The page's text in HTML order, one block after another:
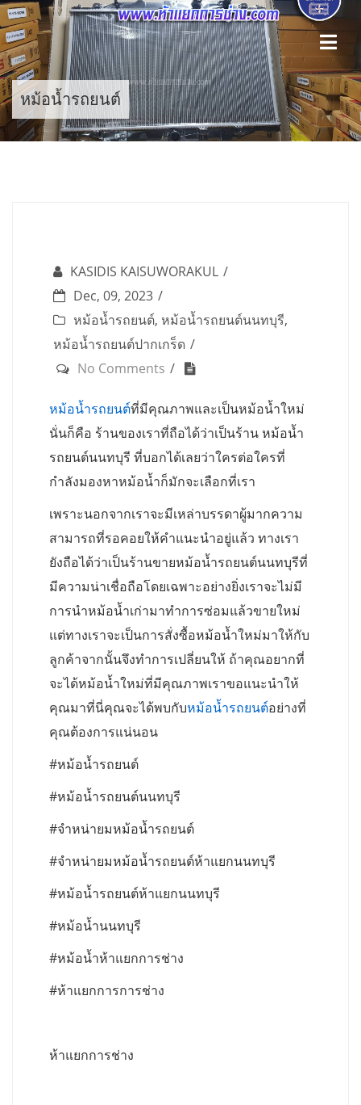
Skip
to
content
หม้อน้ำรถยนต์
KASIDIS KAISUWORAKUL
Dec, 09, 2023
หม้อน้ำรถยนต์, หม้อน้ำรถยนต์นนทบุรี,
หม้อน้ำรถยนต์ปากเกร็ด
No Comments
หม้อน้ำรถยนต์ที่มีคุณภาพและเป็นหม้อน้ำใหม่
นั่นก็คือ ร้านของเราที่ถือได้ว่าเป็นร้าน หม้อน้ำ
รถยนต์นนทบุรี ที่บอกได้เลยว่าใครต่อใครที่
กำลังมองหาหม้อน้ำก็มักจะเลือกที่เรา
เพราะนอกจากเราจะมีเหล่าบรรดาผู้มากความ
สามารถที่รอคอยให้คำแนะนำอยู่แล้ว ทางเรา
ยังถือได้ว่าเป็นร้านขายหม้อน้ำรถยนต์นนทบุรีที่
มีความน่าเชื่อถือโดยเฉพาะอย่างยิ่งเราจะไม่มี
การนำหม้อน้ำเก่ามาทำการซ่อมแล้วขายใหม่
แต่ทางเราจะเป็นการสั่งซื้อหม้อน้ำใหม่มาให้กับ
ลูกค้าจากนั้นจึงทำการเปลี่ยนให้ ถ้าคุณอยากที่
จะได้หม้อน้ำใหม่ที่มีคุณภาพเราขอแนะนำให้
คุณมาที่นี่คุณจะได้พบกับหม้อน้ำรถยนต์อย่างที่
คุณต้องการแน่นอน
#หม้อน้ำรถยนต์
#หม้อน้ำรถยนต์นนทบุรี
#จำหน่ายมหม้อน้ำรถยนต์
#จำหน่ายมหม้อน้ำรถยนต์ห้าแยกนนทบุรี
#หม้อน้ำรถยนต์ห้าแยกนนทบุรี
#หม้อน้ำนนทบุรี
#หม้อน้ำห้าแยกการช่าง
#ห้าแยกการการช่าง
ห้าแยกการช่าง